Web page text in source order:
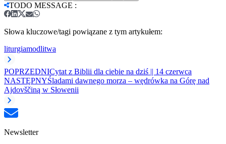
TODO MESSAGE :
Słowa kluczowe/tagi powiązane z tym artykułem:
liturgiamodlitwa
POPRZEDNICytat z Biblii dla ciebie na dziś || 14 czerwca
NASTĘPNYŚladami dawnego morza – wędrówka na Górę nad
Ajdovščiną w Słowenii
Newsletter